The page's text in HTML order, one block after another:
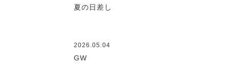
夏の日差し
2026.05.04
GW